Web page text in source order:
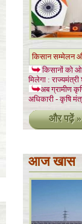
किसान सम्मेलन
किसानों को
मिलेगा : राज्यमंत्री
अब ग्रामीण
अधिकारी - कृषि
और पढ़ें »
आज खास